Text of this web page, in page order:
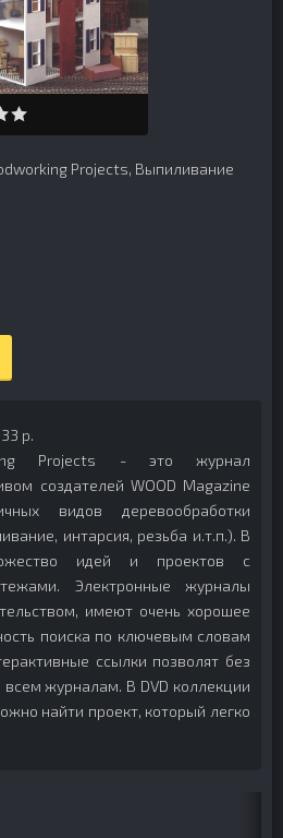
Projects, Выпиливание
p.
Projects - это журнал
создателей WOOD Magazine
видов деревообработки
интарсия, резьба и.т.п.). В
идей и проектов с
Электронные журналы
имеют очень хорошее
поиска по ключевым словам
ссылки позволят без
журналам. В DVD коллекции
найти проект, который легко